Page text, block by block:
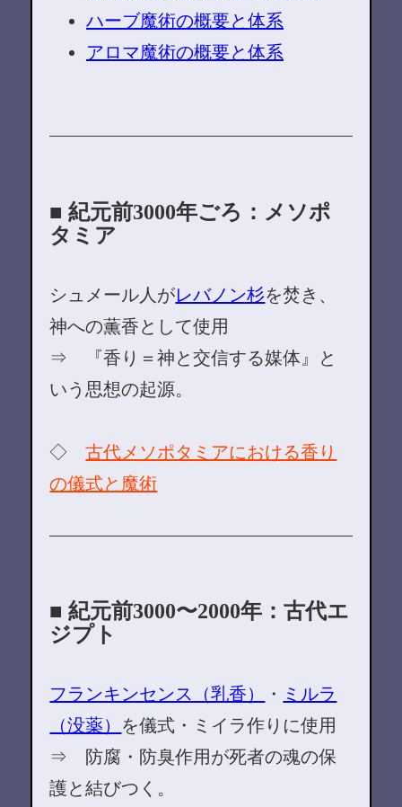
ハーブ魔術の概要と体系
アロマ魔術の概要と体系
■ 紀元前3000年ごろ：メソポ
タミア
シュメール人がレバノン杉を焚き、
神への薫香として使用
⇒ 『香り＝神と交信する媒体』と
いう思想の起源。
◇古代メソポタミアにおける香り
の儀式と魔術
■ 紀元前3000〜2000年：古代エ
ジプト
フランキンセンス（乳香） ・ ミルラ
（没薬） を儀式・ミイラ作りに使用
⇒ 防腐・防臭作用が死者の魂の保
護と結びつく。